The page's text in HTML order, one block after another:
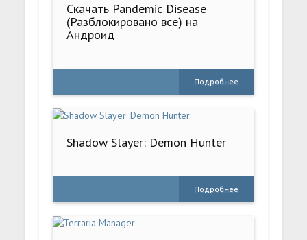
Скачать Pandemic Disease
(Разблокировано все) на
Андроид
Подробнее
Shadow Slayer: Demon Hunter
Подробнее